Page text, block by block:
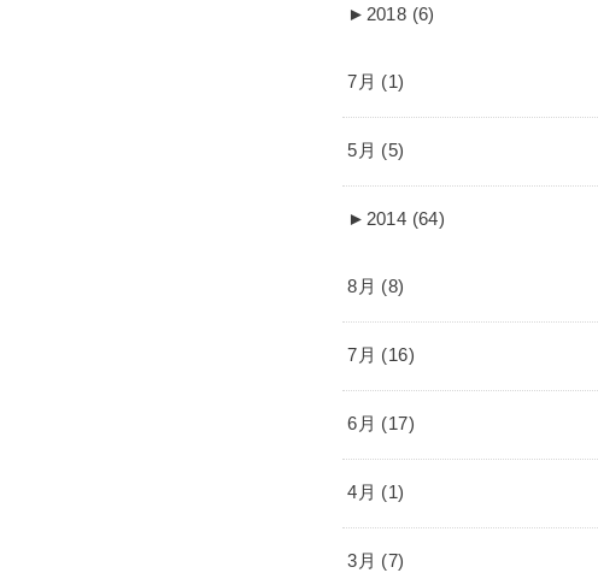
► 2018 (6)
7月 (1)
5月 (5)
► 2014 (64)
8月 (8)
7月 (16)
6月 (17)
4月 (1)
3月 (7)